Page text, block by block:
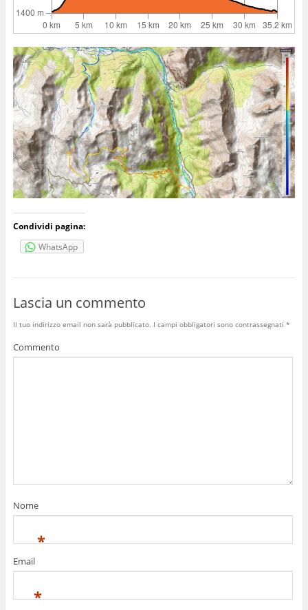
Condividi pagina:
WhatsApp
Lascia un commento
Il tuo indirizzo email non sarà pubblicato. I campi obbligatori sono contrassegnati *
Commento
Nome
*
Email
*